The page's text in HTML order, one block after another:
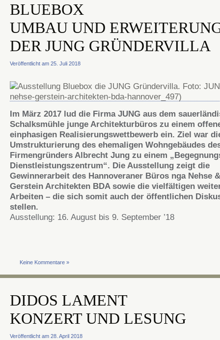
BLUEBOX
UMBAU UND
DER JUNG GRÜNDERVILLA
Veröffentlicht am 25. Juli 2018
Im März 2017 lud die Firma JUNG aus dem
Schalksmühle junge Architekturbüros zu einem
einphasigen Realisierungswettbewerb ein. Ziel war
Umstrukturierung des ehemaligen Wohngebäudes
Firmengründers Albrecht Jung zu einem
Dienstleistungszentrum“. Die Ausstellung zeigt die
Gewinnerarbeit des Hannoveraner Büros nga Nehse &
Gerstein Architekten BDA sowie die vielfältigen
Arbeiten – die sich somit auch der öffentlichen
stellen.
Ausstellung: 16. August bis 9. September ’18
Keine Kommentare »
DIDOS LAMENT
KONZERT UND LESUNG
Veröffentlicht am 28. April 2018